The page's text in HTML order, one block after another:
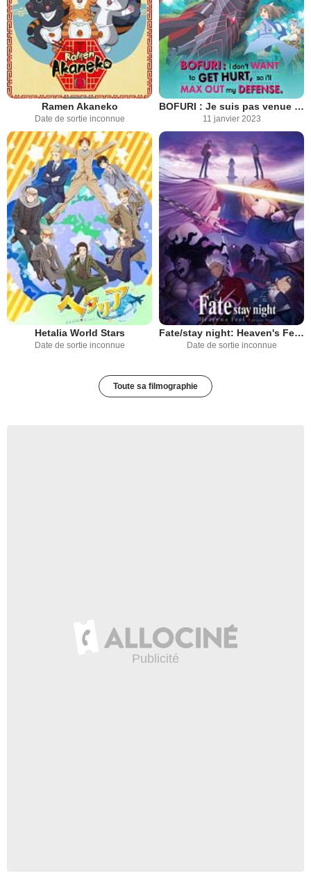
Ramen Akaneko
Date de sortie inconnue
BOFURI : Je suis pas venue ici pour souffrir alors j'ai tout mis en défense
11 janvier 2023
Hetalia World Stars
Date de sortie inconnue
Fate/stay night: Heaven's Feel I. presage flower
Date de sortie inconnue
Toute sa filmographie